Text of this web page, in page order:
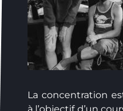
La concentration